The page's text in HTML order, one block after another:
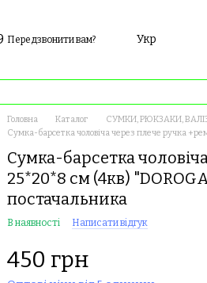
Передзвонити вам? Укр
Головна Каталог СУМКИ, РЮКЗАКИ,
Сумка-барсетка чоловіча через плече ручка
Сумка-барсетка
25*20*8 см (4кв)
постачальника
В наявності Написати відгук
450 грн